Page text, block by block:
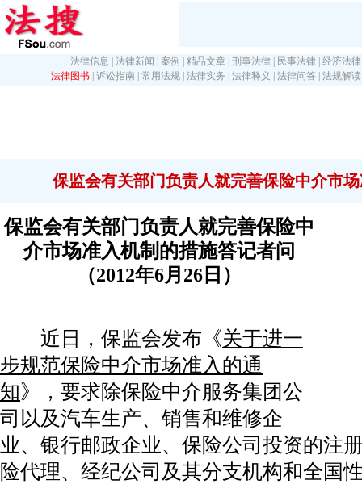
法律信息 法律新闻 案例 精品文章 刑事法律 民事法律 经济法律
法律图书 诉讼指南 常用法规 法律实务 法律释义 法律问答 法规解读
保监会有关部门负责人就完善保险中介市
保监会有关部门负责人就完善保险中
介市场准入机制的措施答记者问
（2012年6月26日）
近日，保监会发布《关于进一
步规范保险中介市场准入的通
知》，要求除保险中介服务集团公
司以及汽车生产、销售和维修企
业、银行邮政企业、保险公司投资的注
险代理、经纪公司及其分支机构和全国